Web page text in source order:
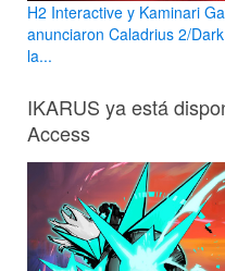
H2 Interactive y Kaminari
anunciaron Caladrius 2/
la...
IKARUS ya está
Access